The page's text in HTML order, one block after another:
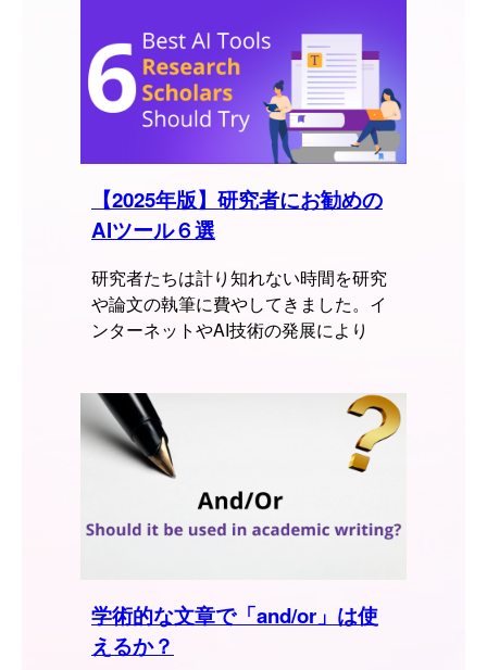
【2025年版】研究者にお勧めの
AIツール６選
研究者たちは計り知れない時間を研究
や論文の執筆に費やしてきました。イ
ンターネットやAI技術の発展により
学術的な文章で「and/or」は使
えるか？